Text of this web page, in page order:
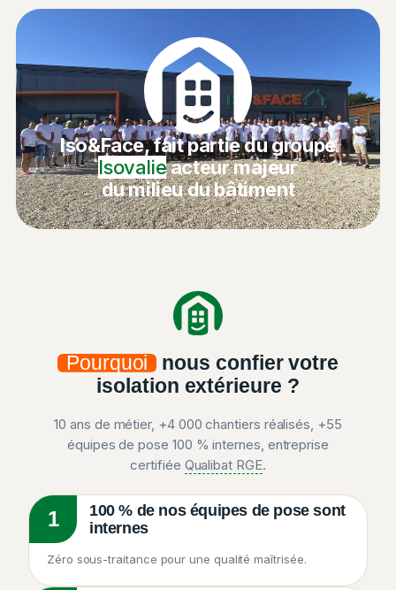
Iso&Face, fait partie du groupe
Isovalieacteur majeur
du milieu du bâtiment
Pourquoi
nous confier votre
isolation extérieure ?
10 ans de métier, +4 000 chantiers réalisés, +55
équipes de pose 100 % internes, entreprise
certifiée Qualibat RGE.
1
100 % de nos équipes de pose sont
internes
Zéro sous-traitance pour une qualité maîtrisée.